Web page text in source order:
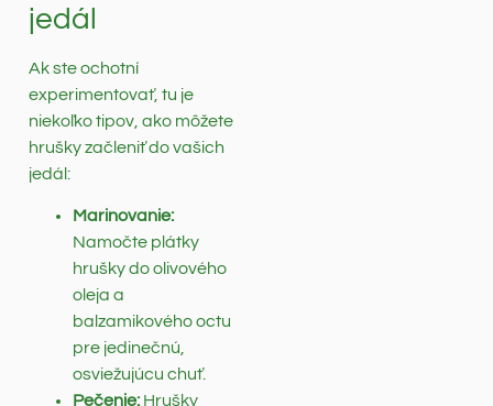
jedál
Ak ste ochotní
experimentovať, tu je
niekoľko tipov, ako môžete
hrušky začleniť do vašich
jedál:
Marinovanie:
Namočte plátky
hrušky do olivového
oleja a
balzamikového octu
pre jedinečnú,
osviežujúcu chuť.
Pečenie: Hrušky